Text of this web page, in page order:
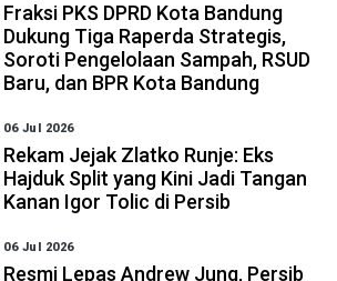
Fraksi PKS DPRD Kota Bandung
Dukung Tiga Raperda Strategis,
Soroti Pengelolaan Sampah, RSUD
Baru, dan BPR Kota Bandung
06 Jul 2026
Rekam Jejak Zlatko Runje: Eks
Hajduk Split yang Kini Jadi Tangan
Kanan Igor Tolic di Persib
06 Jul 2026
Resmi Lepas Andrew Jung, Persib